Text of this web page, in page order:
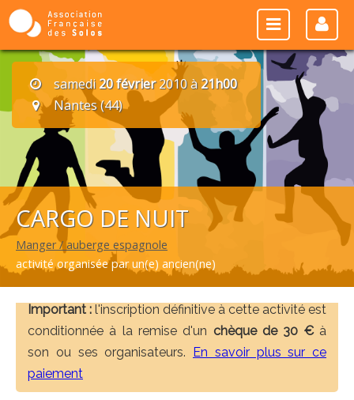
samedi20 février2010 à21h00
Nantes (44)
CARGO DE NUIT
Manger / auberge espagnole
activité organisée par un(e) ancien(ne)
Important : l'inscription définitive à cette activité est
conditionnée à la remise d'un chèque de 30 €à
son ou ses organisateurs. En savoir plus sur ce
paiement